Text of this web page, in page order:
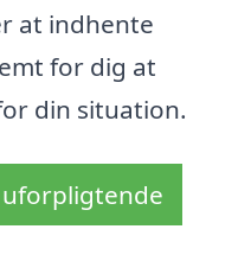
at indhente
for dig at
din situation.